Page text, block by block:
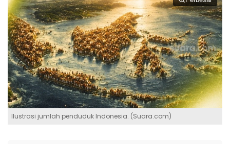
Ilustrasi jumlah penduduk Indonesia. (Suara.com)